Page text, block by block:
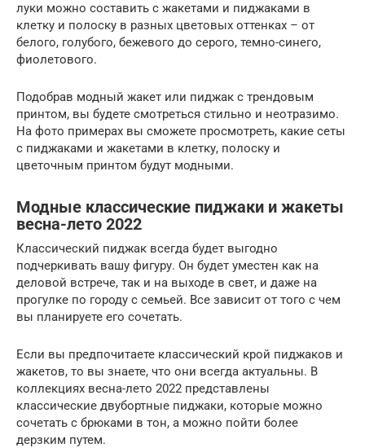
луки можно составить с жакетами и пиджаками в
клетку и полоску в разных цветовых оттенках – от
белого, голубого, бежевого до серого, темно-синего,
фиолетового.
Подобрав модный жакет или пиджак с трендовым
принтом, вы будете смотреться стильно и неотразимо.
На фото примерах вы сможете просмотреть, какие сеты
с пиджаками и жакетами в клетку, полоску и
цветочным принтом будут модными.
Модные классические пиджаки и жакеты
весна-лето 2022
Классический пиджак всегда будет выгодно
подчеркивать вашу фигуру. Он будет уместен как на
деловой встрече, так и на выходе в свет, и даже на
прогулке по городу с семьей. Все зависит от того с чем
вы планируете его сочетать.
Если вы предпочитаете классический крой пиджаков и
жакетов, то вы знаете, что они всегда актуальны. В
коллекциях весна-лето 2022 представлены
классические двубортные пиджаки, которые можно
сочетать с брюками в тон, а можно пойти более
дерзким путем.